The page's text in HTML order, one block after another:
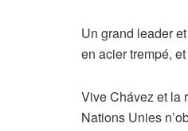
Un grand leader
en acier trempé,
Vive Chávez et la
Nations Unies